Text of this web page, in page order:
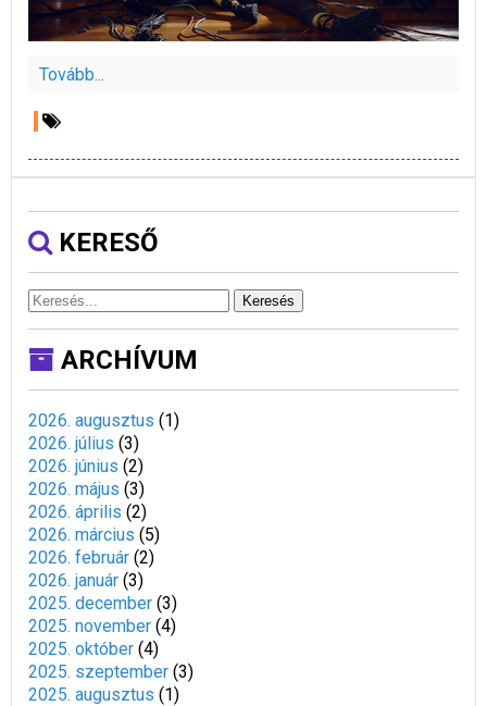
Tovább...
KERESŐ
Keresés
ARCHÍVUM
2026. augusztus (1)
2026. július (3)
2026. június (2)
2026. május (3)
2026. április (2)
2026. március (5)
2026. február (2)
2026. január (3)
2025. december (3)
2025. november (4)
2025. október (4)
2025. szeptember (3)
2025. augusztus (1)